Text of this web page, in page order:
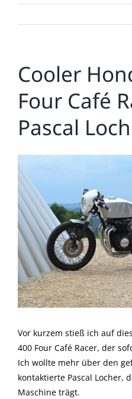
Cooler
Four Café
Pascal
Bild
Vor kurzem stieß ich auf
400 Four Café Racer, der
Ich wollte mehr über den
kontaktierte Pascal Locher,
Maschine trägt.